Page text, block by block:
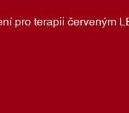
pro terapii červeným